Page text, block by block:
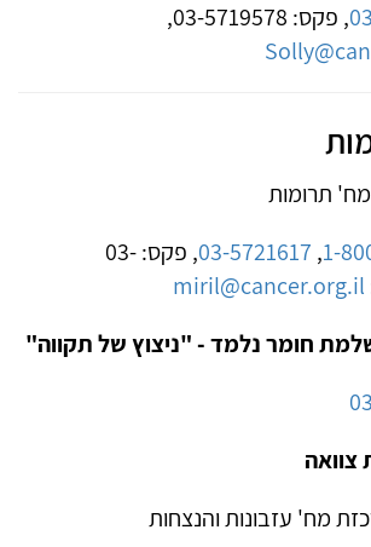
, פקס: 03-5719578,
תרומות
1-
,
03-5721617
, פקס: 03-
miril@cancer.org.il
חומר נלמד - "ניצוץ של תקווה"
מח' עזבונות והנצחות